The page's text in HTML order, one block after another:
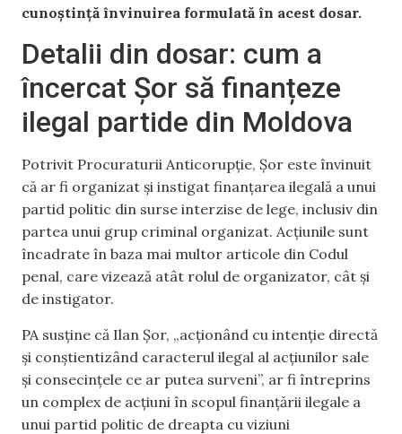
cunoștință învinuirea formulată în acest dosar.
Detalii din dosar: cum a
încercat Șor să finanțeze
ilegal partide din Moldova
Potrivit Procuraturii Anticorupție, Șor este învinuit
că ar fi organizat și instigat finanțarea ilegală a unui
partid politic din surse interzise de lege, inclusiv din
partea unui grup criminal organizat. Acțiunile sunt
încadrate în baza mai multor articole din Codul
penal, care vizează atât rolul de organizator, cât și
de instigator.
PA susține că Ilan Șor, „acționând cu intenție directă
și conștientizând caracterul ilegal al acțiunilor sale
și consecințele ce ar putea surveni”, ar fi întreprins
un complex de acțiuni în scopul finanțării ilegale a
unui partid politic de dreapta cu viziuni